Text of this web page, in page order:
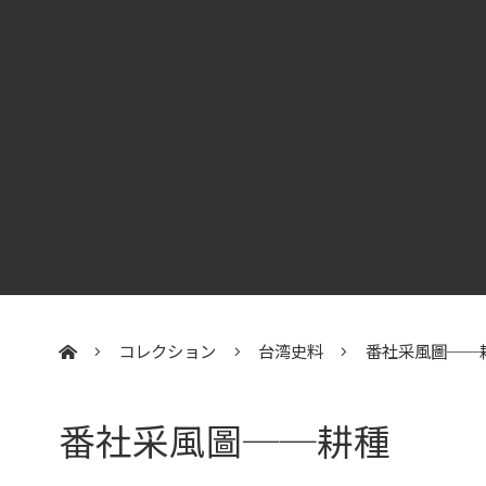
コレクション 台湾史料 番社采風圖──
番社采風圖──耕種